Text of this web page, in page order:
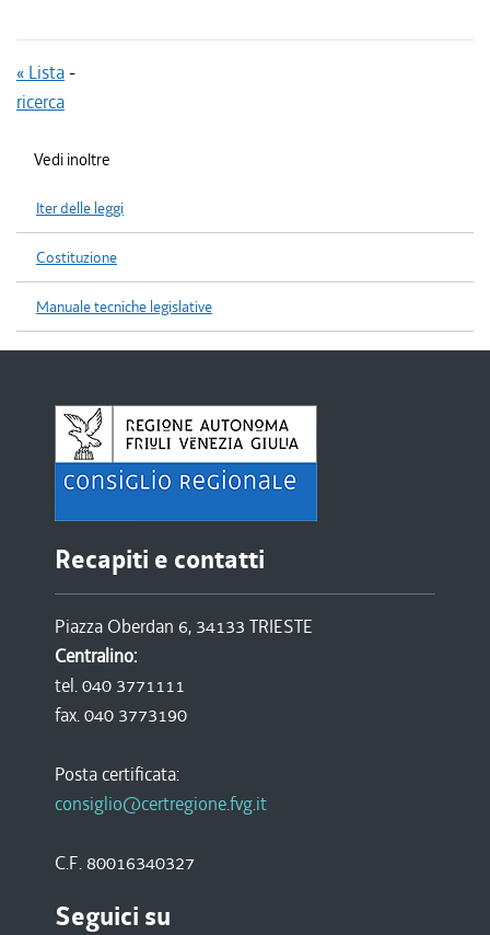
« Lista-
ricerca
Vedi inoltre
Iter delle leggi
Costituzione
Manuale tecniche legislative
Recapiti e contatti
Piazza Oberdan 6, 34133 TRIESTE
Centralino:
tel. 040 3771111
fax. 040 3773190
Posta certificata:
consiglio@certregione.fvg.it
C.F. 80016340327
Seguici su